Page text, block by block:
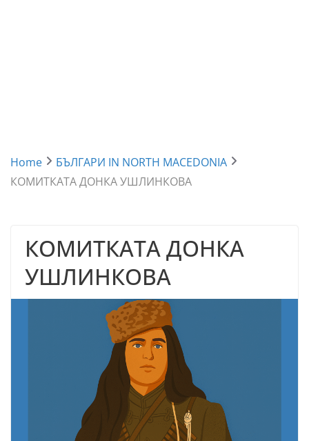
Home
БЪЛГАРИ IN NORTH MACEDONIA
КОМИТКАТА ДОНКА УШЛИНКОВА
КОМИТКАТА ДОНКА
УШЛИНКОВА